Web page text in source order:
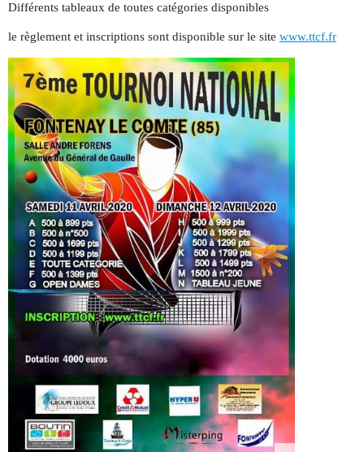
Différents tableaux de toutes catégories disponibles
le règlement et inscriptions sont disponible sur le site www.ttcf.fr